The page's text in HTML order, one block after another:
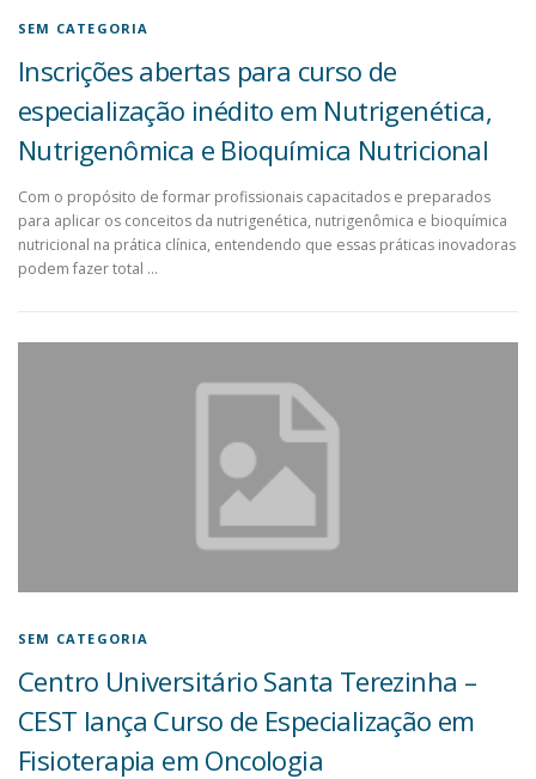
SEM CATEGORIA
Inscrições abertas para curso de
especialização inédito em Nutrigenética,
Nutrigenômica e Bioquímica Nutricional
Com o propósito de formar profissionais capacitados e preparados
para aplicar os conceitos da nutrigenética, nutrigenômica e bioquímica
nutricional na prática clínica, entendendo que essas práticas inovadoras
podem fazer total …
SEM CATEGORIA
Centro Universitário Santa Terezinha –
CEST lança Curso de Especialização em
Fisioterapia em Oncologia